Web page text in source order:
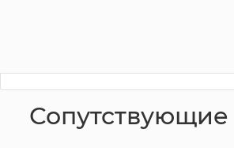
Сопутствующие